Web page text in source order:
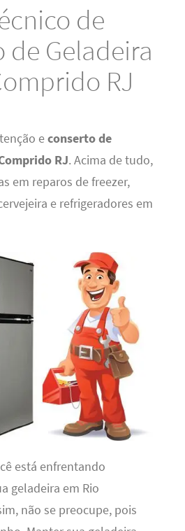
de
de Geladeira
RJ
econserto de
RJ. Acima de tudo,
em reparos de freezer,
e refrigeradores em
está enfrentando
geladeira em Rio
não se preocupe, pois